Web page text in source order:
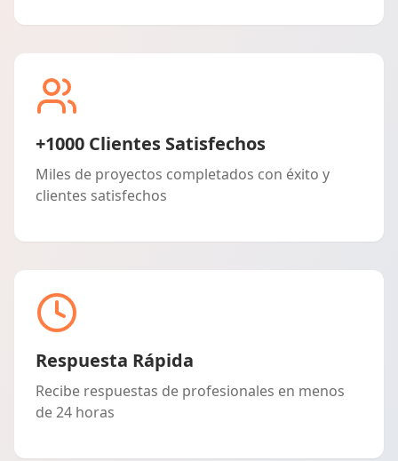
+1000 Clientes Satisfechos
Miles de proyectos completados con éxito y
clientes satisfechos
Respuesta Rápida
Recibe respuestas de profesionales en menos
de 24 horas